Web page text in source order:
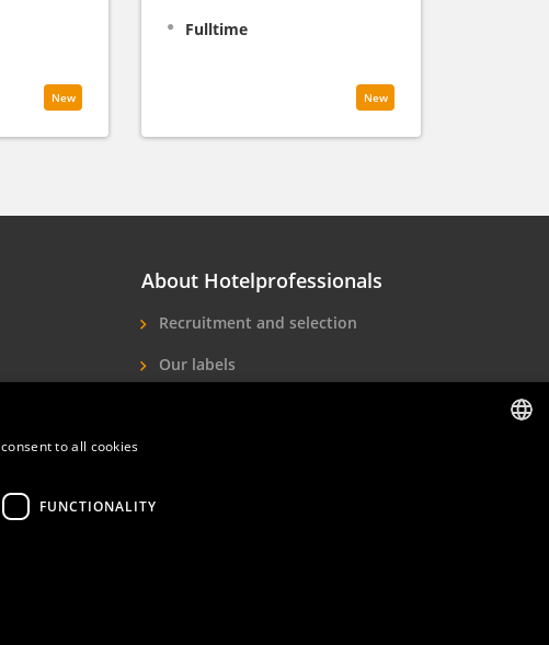
New
Fulltime
New
About Hotelprofessionals
Recruitment and selection
Our labels
to all cookies
FUNCTIONALITY